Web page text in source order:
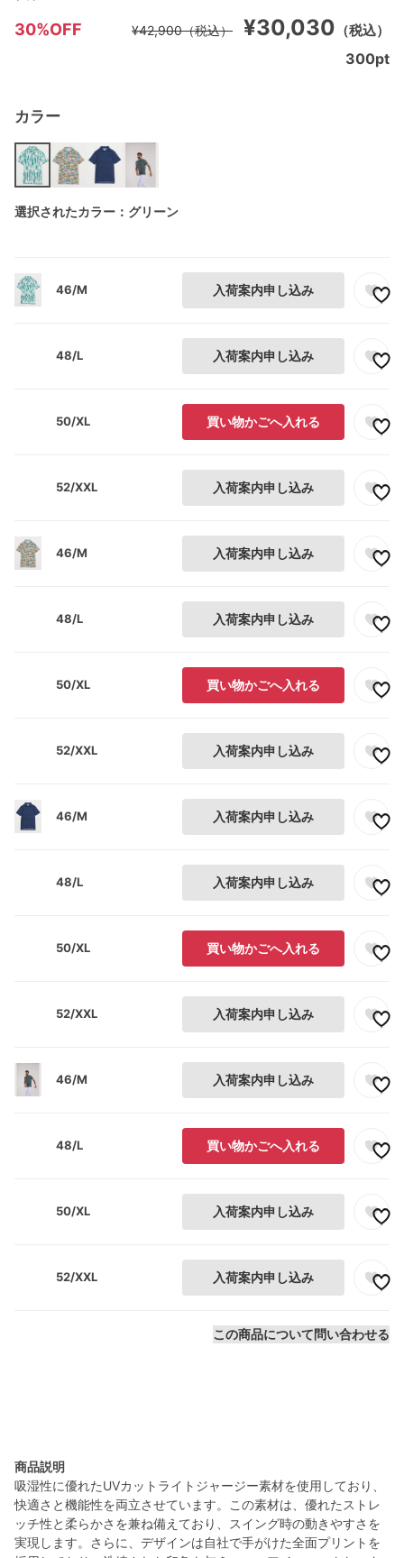
30%OFF ¥30,030 （税込）
¥42,900（税込）
カラー
選択されたカラー：グリーン
46/M 入荷案内申し込み
48/L 入荷案内申し込み
50/XL 買い物かごへ入れる
52/XXL 入荷案内申し込み
46/M 入荷案内申し込み
48/L 入荷案内申し込み
50/XL 買い物かごへ入れる
52/XXL 入荷案内申し込み
46/M 入荷案内申し込み
48/L 入荷案内申し込み
50/XL 買い物かごへ入れる
52/XXL 入荷案内申し込み
46/M 入荷案内申し込み
48/L 買い物かごへ入れる
50/XL 入荷案内申し込み
52/XXL 入荷案内申し込み
この商品について問い合わせる
商品説明
吸湿性に優れたUVカットライトジャージー素材を使用しており、
快適さと機能性を両立させています。この素材は、優れたストレ
ッチ性と柔らかさを兼ね備えており、スイング時の動きやすさを
実現します。さらに、デザインは自社で手がけた全面プリントを
300pt